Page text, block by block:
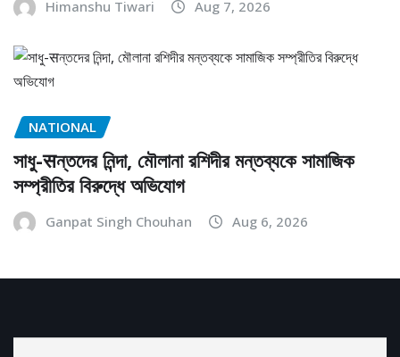
Himanshu Tiwari Aug 7, 2026
NATIONAL
সাধু-सন্তদের নিন্দা, মৌলানা রশিদীর মন্তব্যকে সামাজিক
সম্প্রীতির বিরুদ্ধে অভিযোগ
Ganpat Singh Chouhan Aug 6, 2026